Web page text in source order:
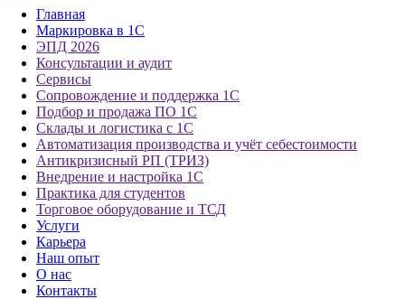
Главная
Маркировка в 1С
ЭПД 2026
Консультации и аудит
Сервисы
Сопровождение и поддержка 1С
Подбор и продажа ПО 1С
Склады и логистика с 1С
Автоматизация производства и учёт себестоимости
Антикризисный РП (ТРИЗ)
Внедрение и настройка 1С
Практика для студентов
Торговое оборудование и ТСД
Услуги
Карьера
Наш опыт
О нас
Контакты